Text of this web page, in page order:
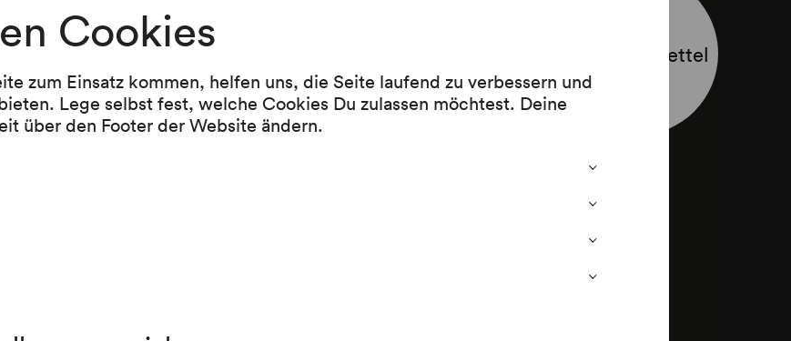
Cookies
zum Einsatz kommen, helfen uns, die Seite laufend zu verbessern und
Lege selbst fest, welche Cookies Du zulassen möchtest. Deine
über den Footer der Website ändern.
Johann Sebastian Bach
Brandenburgisches Konzert Nr. 5 D-Dur BWV 1050 (1720–
1721)
Joseph Haydn
Programmzettel